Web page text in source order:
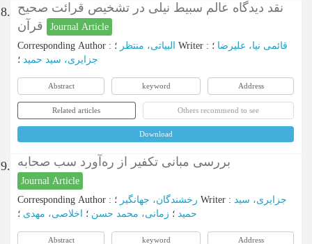
8. نقد دیدگاه عالم سبیط نیلی در تشخیص قرائت صحیح
Journal Article
Corresponding Author : البیاتی، منتظر Writer : قائمی نیا، علیرضا ؛
جزایری، سید حمید ؛
Abstract keyword Address
Related articles Others recommend to see
Download
9. بررسی مبانی تکفیر از ره‌آورد سب صحابه
Journal Article
Corresponding Author : رخشندگان، جهانگیر Writer : جزایری، سید
حمید ؛ زمانی، محمد حسن ؛ اخلاصی، مهدی ؛
Abstract keyword Address